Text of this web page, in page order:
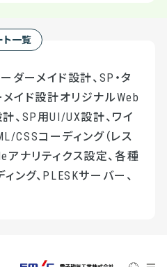
ト一覧
ダーメイド設計、SP・タ
イド設計オリジナルWeb
、SP用UI/UX設計、ワイ
CSSコーディング（レス
アナリティクス設定、各種
ング、PLESKサーバー、